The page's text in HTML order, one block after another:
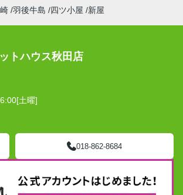
羽後牛島 四ツ小屋 新屋
トハウス秋田店
土曜]
018-862-8684